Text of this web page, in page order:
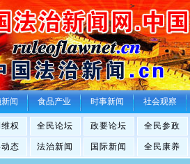
>
闻 食品产业 时事新闻 社会观察
权 全民论坛 政要论坛 全民参政
态 法治新闻 国际新闻 全民康养